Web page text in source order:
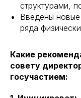
структурами,
Введены новые
ряда
Какие
совету
госучастием: